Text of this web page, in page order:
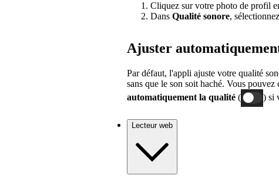
Cliquez sur votre photo de profil
Dans Qualité sonore,
Ajuster
Par défaut, l'appli ajuste votre qualité
sans que le son soit haché. Vous
automatiquement la qualité ( ) si
Lecteur web